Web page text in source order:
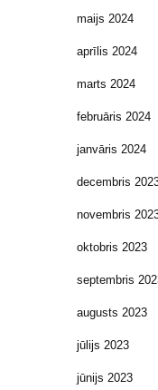
maijs 2024
aprīlis 2024
marts 2024
februāris 2024
janvāris 2024
decembris
novembris
oktobris 2023
septembris
augusts 2023
jūlijs 2023
jūnijs 2023